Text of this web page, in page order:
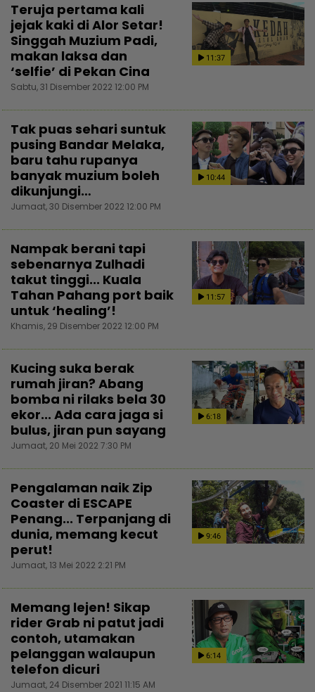
11:37
Teruja pertama kali
jejak kaki di Alor Setar!
Singgah Muzium Padi,
makan laksa dan
‘selfie’ di Pekan Cina
Sabtu, 31 Disember 2022 12:00 PM
10:44
Tak puas sehari suntuk
pusing Bandar Melaka,
baru tahu rupanya
banyak muzium boleh
dikunjungi…
Jumaat, 30 Disember 2022 12:00 PM
11:57
Nampak berani tapi
sebenarnya Zulhadi
takut tinggi... Kuala
Tahan Pahang port baik
untuk ‘healing’!
Khamis, 29 Disember 2022 12:00 PM
6:18
Kucing suka berak
rumah jiran? Abang
bomba ni rilaks bela 30
ekor... Ada cara jaga si
bulus, jiran pun sayang
Jumaat, 20 Mei 2022 7:30 PM
9:46
Pengalaman naik Zip
Coaster di ESCAPE
Penang... Terpanjang di
dunia, memang kecut
perut!
Jumaat, 13 Mei 2022 2:21 PM
6:14
Memang lejen! Sikap
rider Grab ni patut jadi
contoh, utamakan
pelanggan walaupun
telefon dicuri
Jumaat, 24 Disember 2021 11:15 AM